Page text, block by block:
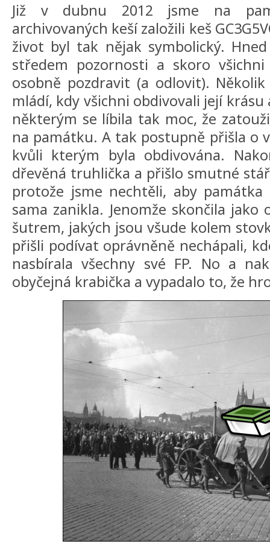
Již v dubnu 2012 jsme na
archivovaných keší založili keš
život byl tak nějak symbolický.
středem pozornosti a skoro
osobně pozdravit (a odlovit).
mládí, kdy všichni obdivovali její krásu
některým se líbila tak moc, že
na památku. A tak postupně přišla o
kvůli kterým byla obdivována.
dřevěná truhlička a přišlo smutné
protože jsme nechtěli, aby
sama zanikla. Jenomže skončila jako
šutrem, jakých jsou všude kolem
přišli podívat oprávněně nechápali,
nasbírala všechny své FP. No a
obyčejná krabička a vypadalo to, že